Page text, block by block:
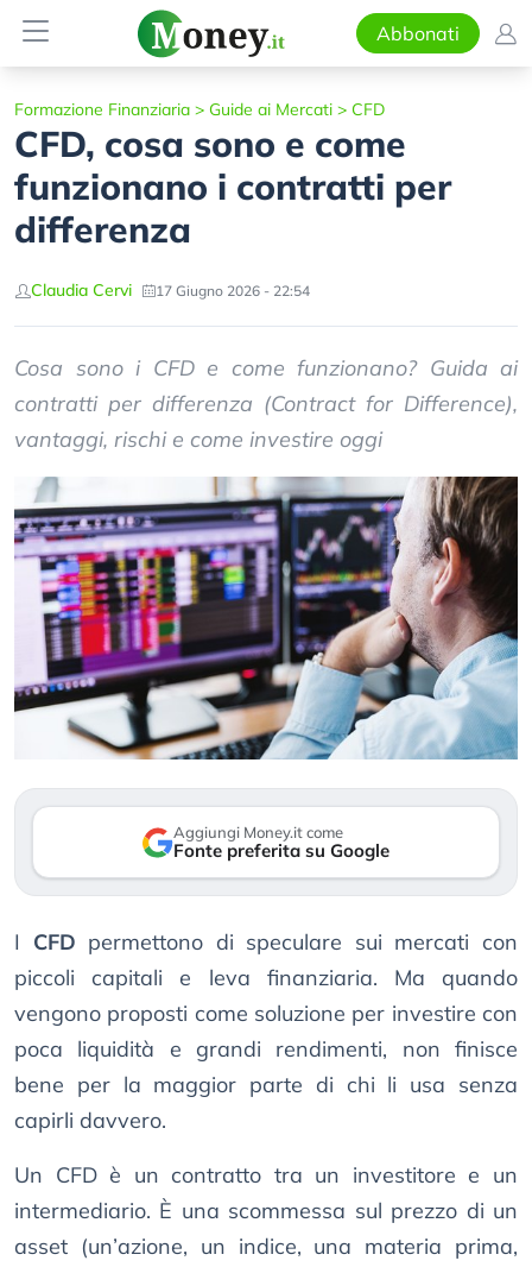
Abbonati
Formazione Finanziaria > Guide ai Mercati > CFD
CFD, cosa sono e come
funzionano i contratti per
differenza
Claudia Cervi 17 Giugno 2026 - 22:54
Cosa sono i CFD e come funzionano? Guida ai
contratti per differenza (Contract for Difference),
vantaggi, rischi e come investire oggi
Aggiungi Money.it come
Fonte preferita su Google
I CFD permettono di speculare sui mercati con
piccoli capitali e leva finanziaria. Ma quando
vengono proposti come soluzione per investire con
poca liquidità e grandi rendimenti, non finisce
bene per la maggior parte di chi li usa senza
capirli davvero.
Un CFD è un contratto tra un investitore e un
intermediario. È una scommessa sul prezzo di un
asset (un’azione, un indice, una materia prima,